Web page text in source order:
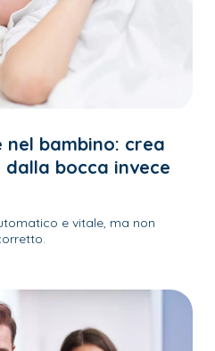
nel bambino: crea
bocca invece
e vitale, ma non